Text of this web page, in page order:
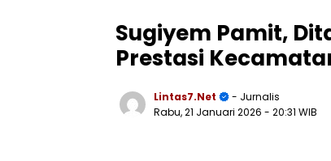
Sugiyem Pamit,
Prestasi
Lintas7.net
- Jurnalis
Rabu, 21 Januari 2026 - 20:31 WIB